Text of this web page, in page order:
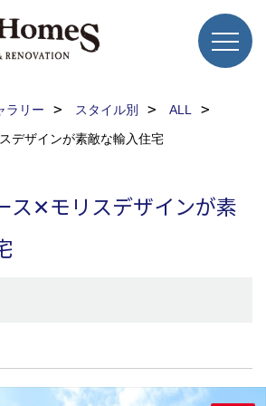
ラリー スタイル別
ALL
デザインが素敵な輸入住宅
ス✕モリスデザインが素